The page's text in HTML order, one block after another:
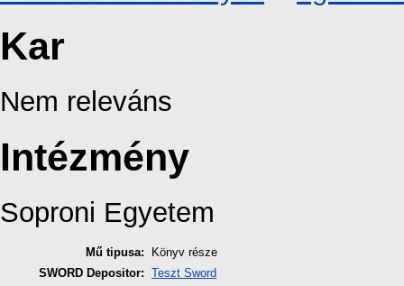
Kar
Nem releváns
Intézmény
Soproni Egyetem
Mű tipusa:
Könyv része
SWORD Depositor: Teszt Sword